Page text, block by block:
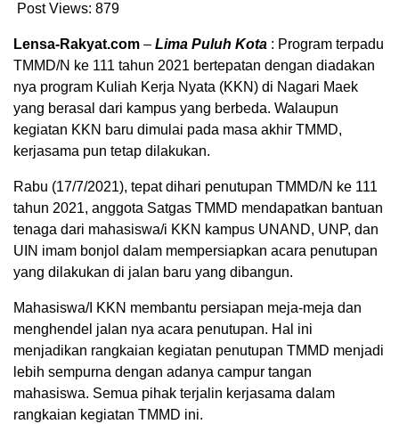
Post Views: 879
Lensa-Rakyat.com – Lima Puluh Kota : Program terpadu
TMMD/N ke 111 tahun 2021 bertepatan dengan diadakan
nya program Kuliah Kerja Nyata (KKN) di Nagari Maek
yang berasal dari kampus yang berbeda. Walaupun
kegiatan KKN baru dimulai pada masa akhir TMMD,
kerjasama pun tetap dilakukan.
Rabu (17/7/2021), tepat dihari penutupan TMMD/N ke 111
tahun 2021, anggota Satgas TMMD mendapatkan bantuan
tenaga dari mahasiswa/i KKN kampus UNAND, UNP, dan
UIN imam bonjol dalam mempersiapkan acara penutupan
yang dilakukan di jalan baru yang dibangun.
Mahasiswa/I KKN membantu persiapan meja-meja dan
menghendel jalan nya acara penutupan. Hal ini
menjadikan rangkaian kegiatan penutupan TMMD menjadi
lebih sempurna dengan adanya campur tangan
mahasiswa. Semua pihak terjalin kerjasama dalam
rangkaian kegiatan TMMD ini.